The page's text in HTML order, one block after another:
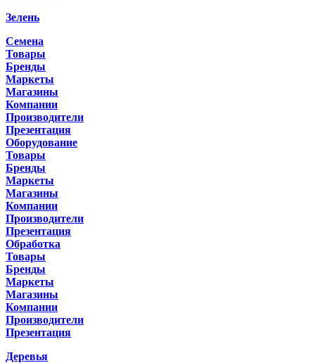
Зелень
Семена
Товары
Бренды
Маркеты
Магазины
Компании
Производители
Презентация
Оборудование
Товары
Бренды
Маркеты
Магазины
Компании
Производители
Презентация
Обработка
Товары
Бренды
Маркеты
Магазины
Компании
Производители
Презентация
Деревья